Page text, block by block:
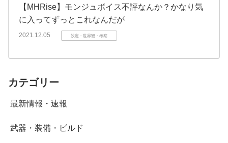
【MHRise】モンジュボイス不評なんか？かなり気
に入ってずっとこれなんだが
2021.12.05 設定・世界観・考察
カテゴリー
最新情報・速報
武器・装備・ビルド